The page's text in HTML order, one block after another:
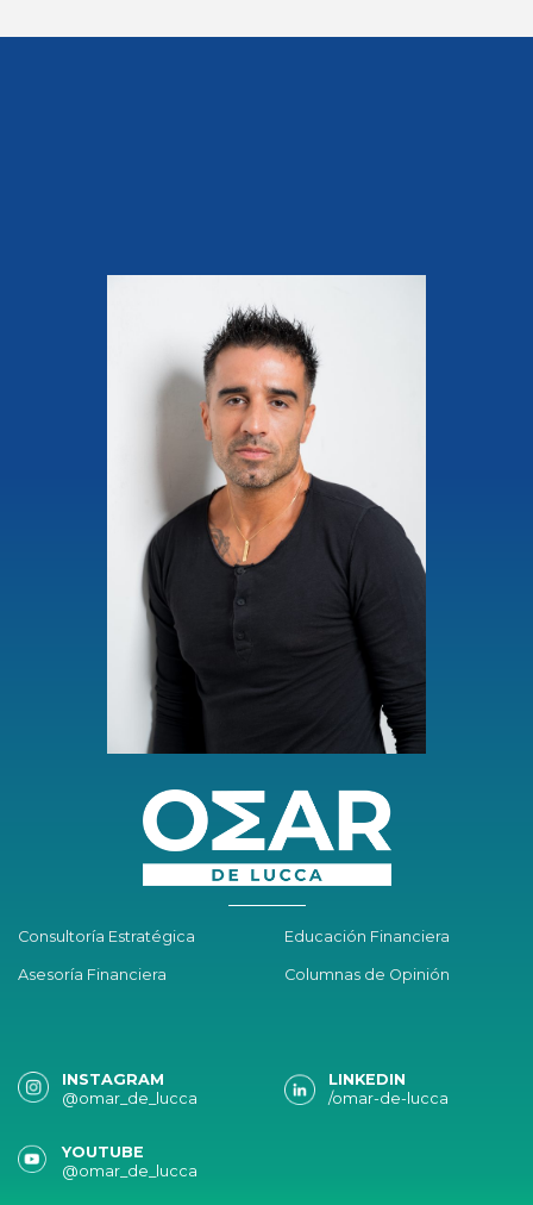
Consultoría Estratégica
Asesoría Financiera
Educación Financiera
Columnas de Opinión
INSTAGRAM
@omar_de_lucca
YOUTUBE
@omar_de_lucca
LINKEDIN
/omar-de-lucca